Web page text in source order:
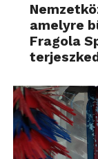
amelyre
Fragola